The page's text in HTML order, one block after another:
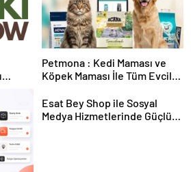
Petmona : Kedi Maması ve
Köpek Maması İle Tüm Evcil
Esat Bey Shop ile Sosyal
Medya Hizmetlerinde Güçlü